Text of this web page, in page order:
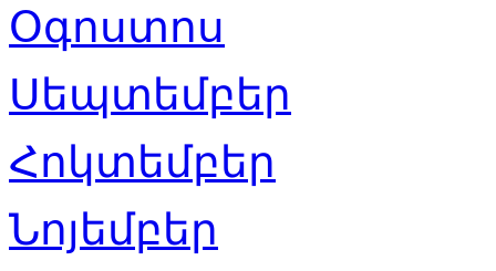
Օգոստոս
Սեպտեմբեր
Հոկտեմբեր
Նոյեմբեր